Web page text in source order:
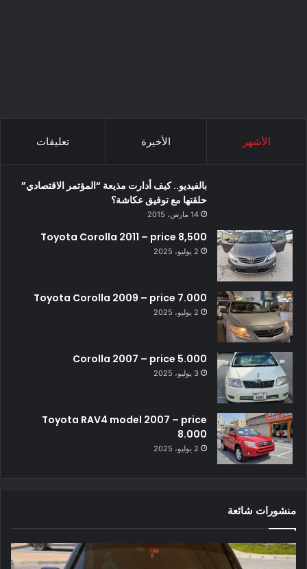
الأشهر الأخيرة تعليقات
بالفيديو.. كيف أدارت مذيعة “المؤتمر الاقتصادي”
حلقتها مع توفيق عكاشة؟
14 مارس، 2015
Toyota Corolla 2011 – price 8,500
2 يوليو، 2025
Toyota Corolla 2009 – price 7.000
2 يوليو، 2025
Corolla 2007 – price 5.000
3 يوليو، 2025
Toyota RAV4 model 2007 – price
8.000
2 يوليو، 2025
منشورات شائعة